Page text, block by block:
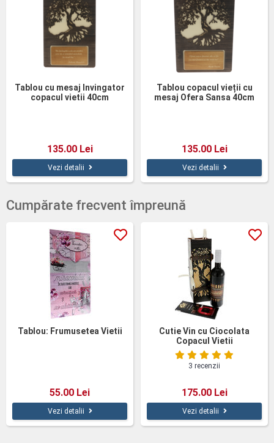
Tablou cu mesaj Invingator
copacul vietii 40cm
135.00 Lei
Vezi detalii
Tablou copacul vieții cu
mesaj Ofera Sansa 40cm
135.00 Lei
Vezi detalii
Cumpărate frecvent împreună
Tablou: Frumusetea Vietii
55.00 Lei
Vezi detalii
Cutie Vin cu Ciocolata
Copacul Vietii
3 recenzii
175.00 Lei
Vezi detalii